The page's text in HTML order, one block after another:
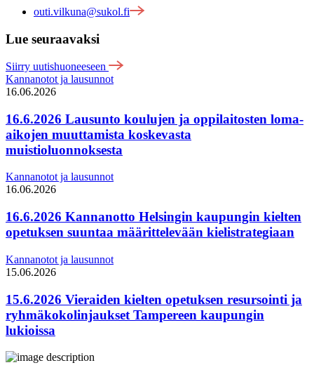
outi.vilkuna@sukol.fi
Lue seuraavaksi
Siirry uutishuoneeseen
Kannanotot ja lausunnot
16.06.2026
16.6.2026 Lausunto koulujen ja oppilaitosten loma-
aikojen muuttamista koskevasta
muistioluonnoksesta
Kannanotot ja lausunnot
16.06.2026
16.6.2026 Kannanotto Helsingin kaupungin kielten
opetuksen suuntaa määrittelevään kielistrategiaan
Kannanotot ja lausunnot
15.06.2026
15.6.2026 Vieraiden kielten opetuksen resursointi ja
ryhmäkokolinjaukset Tampereen kaupungin
lukioissa